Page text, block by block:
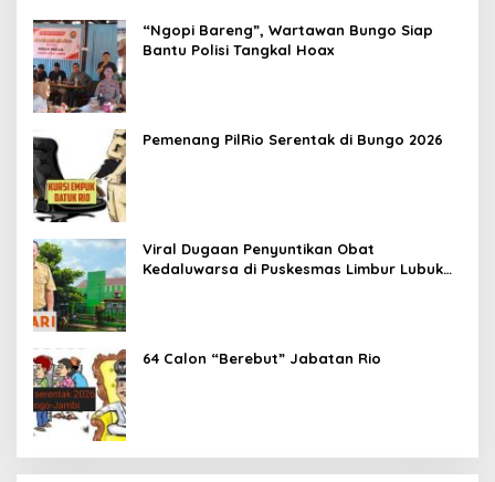
“Ngopi Bareng”, Wartawan Bungo Siap
Bantu Polisi Tangkal Hoax
Pemenang PilRio Serentak di Bungo 2026
Viral Dugaan Penyuntikan Obat
Kedaluwarsa di Puskesmas Limbur Lubuk
64 Calon “Berebut” Jabatan Rio